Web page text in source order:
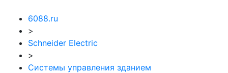
6088.ru
>
Schneider Electric
>
Системы управления зданием